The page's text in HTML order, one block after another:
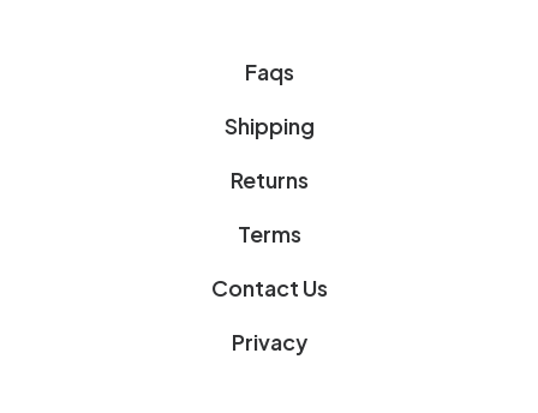
Faqs
Shipping
Returns
Terms
Contact Us
Privacy